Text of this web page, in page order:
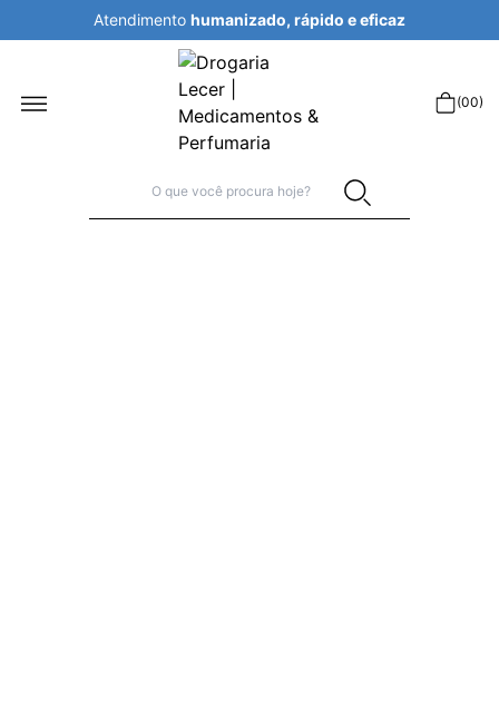
Atendimento humanizado, rápido e eficaz
(00)